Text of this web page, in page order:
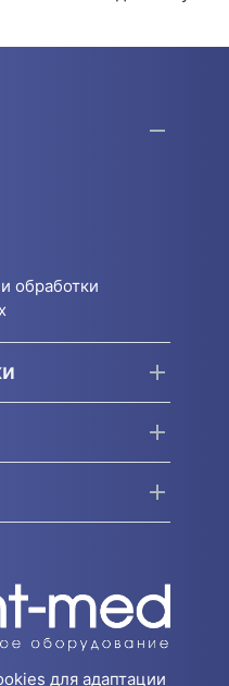
обработки
для адаптации